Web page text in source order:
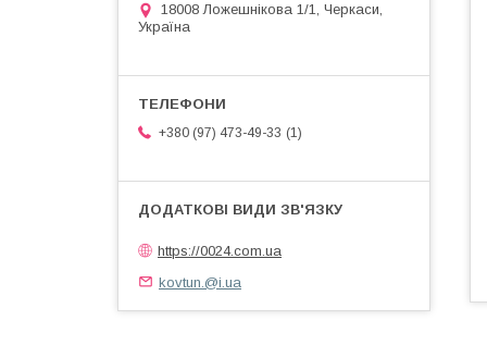
18008 Ложешнікова 1/1, Черкаси,
Україна
+380 (97) 473-49-33 1
https://0024.com.ua
kovtun.@i.ua